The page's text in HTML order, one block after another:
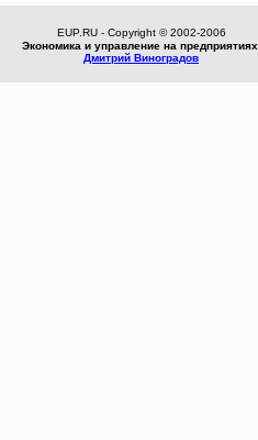
EUP.RU - Copyright © 2002-2006
Экономика и управление на предприятиях,
Дмитрий Виноградов